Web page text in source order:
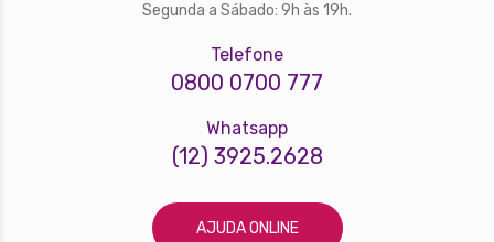
Segunda a Sábado: 9h às 19h.
Telefone
0800 0700 777
Whatsapp
(12) 3925.2628
AJUDA ONLINE